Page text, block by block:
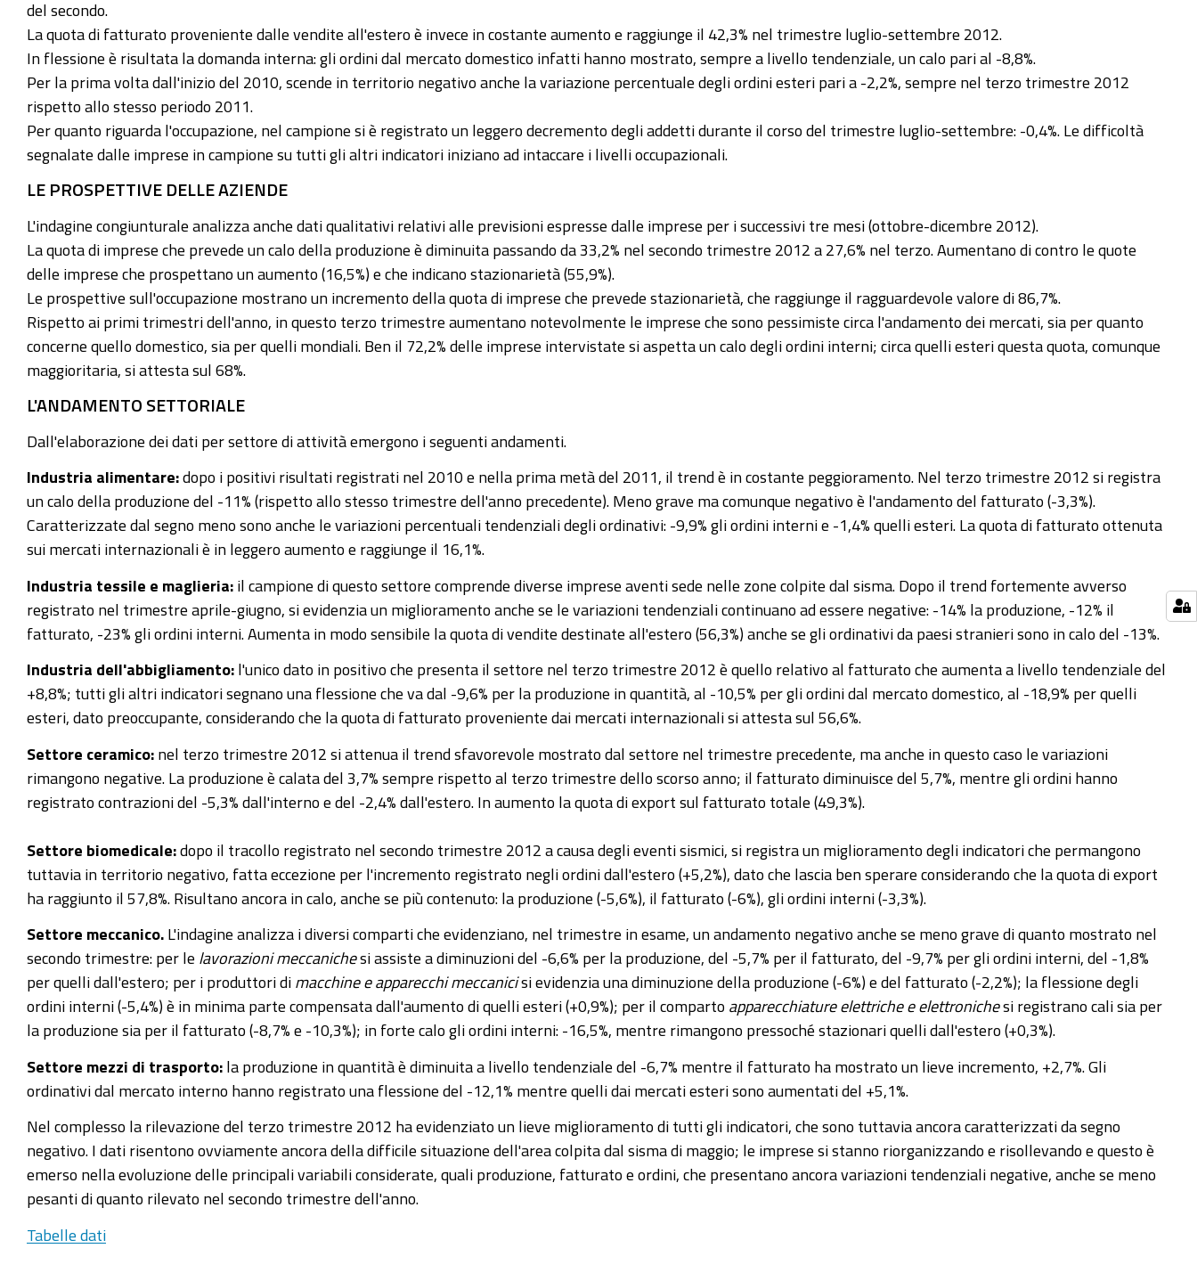
del secondo.
La quota di fatturato proveniente dalle vendite all'estero è invece in costante aumento e raggiunge il 42,3% nel trimestre luglio-settembre 2012.
In flessione è risultata la domanda interna: gli ordini dal mercato domestico infatti hanno mostrato, sempre a livello tendenziale, un calo pari al -8,8%.
Per la prima volta dall'inizio del 2010, scende in territorio negativo anche la variazione percentuale degli ordini esteri pari a -2,2%, sempre nel terzo trimestre 2012
rispetto allo stesso periodo 2011.
Per quanto riguarda l'occupazione, nel campione si è registrato un leggero decremento degli addetti durante il corso del trimestre luglio-settembre: -0,4%. Le difficoltà
segnalate dalle imprese in campione su tutti gli altri indicatori iniziano ad intaccare i livelli occupazionali.
LE PROSPETTIVE DELLE AZIENDE
L'indagine congiunturale analizza anche dati qualitativi relativi alle previsioni espresse dalle imprese per i successivi tre mesi (ottobre-dicembre 2012).
La quota di imprese che prevede un calo della produzione è diminuita passando da 33,2% nel secondo trimestre 2012 a 27,6% nel terzo. Aumentano di contro le quote
delle imprese che prospettano un aumento (16,5%) e che indicano stazionarietà (55,9%).
Le prospettive sull'occupazione mostrano un incremento della quota di imprese che prevede stazionarietà, che raggiunge il ragguardevole valore di 86,7%.
Rispetto ai primi trimestri dell'anno, in questo terzo trimestre aumentano notevolmente le imprese che sono pessimiste circa l'andamento dei mercati, sia per quanto
concerne quello domestico, sia per quelli mondiali. Ben il 72,2% delle imprese intervistate si aspetta un calo degli ordini interni; circa quelli esteri questa quota, comunque
maggioritaria, si attesta sul 68%.
L'ANDAMENTO SETTORIALE
Dall'elaborazione dei dati per settore di attività emergono i seguenti andamenti.
Industria alimentare: dopo i positivi risultati registrati nel 2010 e nella prima metà del 2011, il trend è in costante peggioramento. Nel terzo trimestre 2012 si registra
un calo della produzione del -11% (rispetto allo stesso trimestre dell'anno precedente). Meno grave ma comunque negativo è l'andamento del fatturato (-3,3%).
Caratterizzate dal segno meno sono anche le variazioni percentuali tendenziali degli ordinativi: -9,9% gli ordini interni e -1,4% quelli esteri. La quota di fatturato ottenuta
sui mercati internazionali è in leggero aumento e raggiunge il 16,1%.
Industria tessile e maglieria: il campione di questo settore comprende diverse imprese aventi sede nelle zone colpite dal sisma. Dopo il trend fortemente avverso
registrato nel trimestre aprile-giugno, si evidenzia un miglioramento anche se le variazioni tendenziali continuano ad essere negative: -14% la produzione, -12% il
fatturato, -23% gli ordini interni. Aumenta in modo sensibile la quota di vendite destinate all'estero (56,3%) anche se gli ordinativi da paesi stranieri sono in calo del -13%.
Industria dell'abbigliamento: l'unico dato in positivo che presenta il settore nel terzo trimestre 2012 è quello relativo al fatturato che aumenta a livello tendenziale del
+8,8%; tutti gli altri indicatori segnano una flessione che va dal -9,6% per la produzione in quantità, al -10,5% per gli ordini dal mercato domestico, al -18,9% per quelli
esteri, dato preoccupante, considerando che la quota di fatturato proveniente dai mercati internazionali si attesta sul 56,6%.
Settore ceramico: nel terzo trimestre 2012 si attenua il trend sfavorevole mostrato dal settore nel trimestre precedente, ma anche in questo caso le variazioni
rimangono negative. La produzione è calata del 3,7% sempre rispetto al terzo trimestre dello scorso anno; il fatturato diminuisce del 5,7%, mentre gli ordini hanno
registrato contrazioni del -5,3% dall'interno e del -2,4% dall'estero. In aumento la quota di export sul fatturato totale (49,3%).
Settore biomedicale: dopo il tracollo registrato nel secondo trimestre 2012 a causa degli eventi sismici, si registra un miglioramento degli indicatori che permangono
tuttavia in territorio negativo, fatta eccezione per l'incremento registrato negli ordini dall'estero (+5,2%), dato che lascia ben sperare considerando che la quota di export
ha raggiunto il 57,8%. Risultano ancora in calo, anche se più contenuto: la produzione (-5,6%), il fatturato (-6%), gli ordini interni (-3,3%).
Settore meccanico. L'indagine analizza i diversi comparti che evidenziano, nel trimestre in esame, un andamento negativo anche se meno grave di quanto mostrato nel
secondo trimestre: per le lavorazioni meccanichesi assiste a diminuzioni del -6,6% per la produzione, del -5,7% per il fatturato, del -9,7% per gli ordini interni, del -1,8%
per quelli dall'estero; per i produttori di macchine e apparecchi meccanicisi evidenzia una diminuzione della produzione (-6%) e del fatturato (-2,2%); la flessione degli
ordini interni (-5,4%) è in minima parte compensata dall'aumento di quelli esteri (+0,9%); per il comparto apparecchiature elettriche e elettronichesi registrano cali sia per
la produzione sia per il fatturato (-8,7% e -10,3%); in forte calo gli ordini interni: -16,5%, mentre rimangono pressoché stazionari quelli dall'estero (+0,3%).
Settore mezzi di trasporto: la produzione in quantità è diminuita a livello tendenziale del -6,7% mentre il fatturato ha mostrato un lieve incremento, +2,7%. Gli
ordinativi dal mercato interno hanno registrato una flessione del -12,1% mentre quelli dai mercati esteri sono aumentati del +5,1%.
Nel complesso la rilevazione del terzo trimestre 2012 ha evidenziato un lieve miglioramento di tutti gli indicatori, che sono tuttavia ancora caratterizzati da segno
negativo. I dati risentono ovviamente ancora della difficile situazione dell'area colpita dal sisma di maggio; le imprese si stanno riorganizzando e risollevando e questo è
emerso nella evoluzione delle principali variabili considerate, quali produzione, fatturato e ordini, che presentano ancora variazioni tendenziali negative, anche se meno
pesanti di quanto rilevato nel secondo trimestre dell'anno.
Tabelle dati